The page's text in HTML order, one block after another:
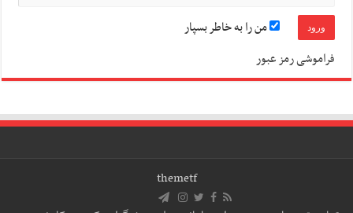
من را به خاطر بسپار
فراموشی رمز عبور
themetf